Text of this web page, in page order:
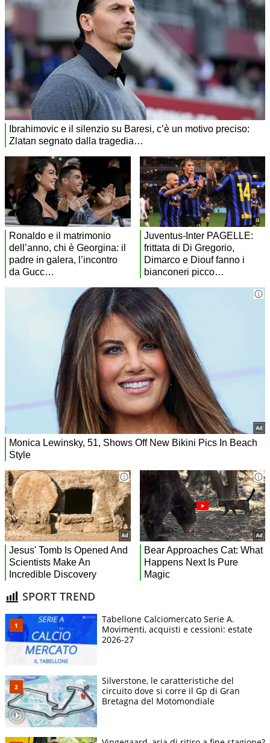
SPORT TREND
Tabellone Calciomercato Serie A.
Movimenti, acquisti e cessioni: estate
2026-27
Silverstone, le caratteristiche del
circuito dove si corre il Gp di Gran
Bretagna del Motomondiale